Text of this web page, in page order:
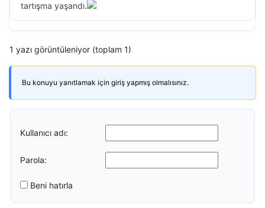
tartışma yaşandı.
1 yazı görüntüleniyor (toplam 1)
Bu konuyu yanıtlamak için giriş yapmış olmalısınız.
Kullanıcı adı:
Parola:
Beni hatırla